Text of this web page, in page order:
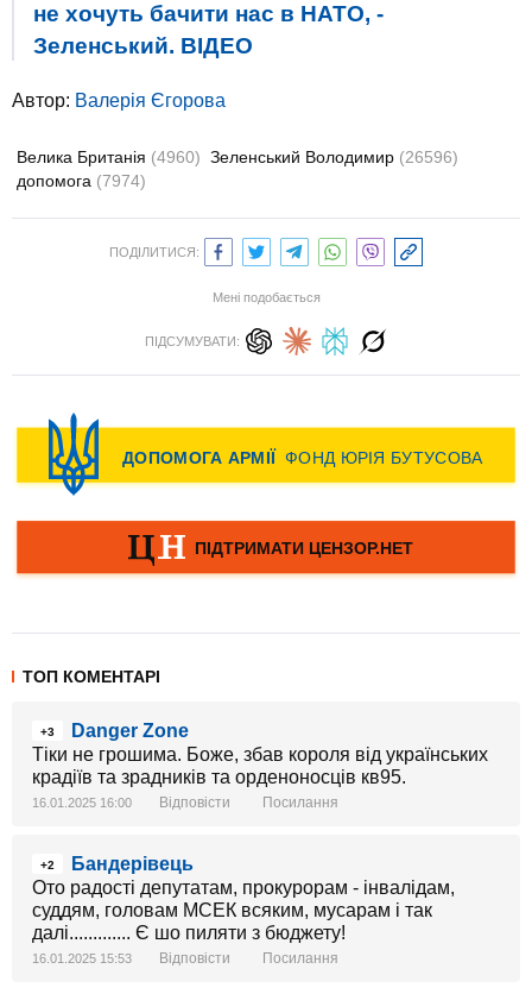
не хочуть бачити нас в НАТО, -
Зеленський. ВIДЕО
Автор: Валерія Єгорова
Велика Британія (4960) Зеленський Володимир (26596)
допомога (7974)
ПОДІЛИТИСЯ:
Мені подобається
ПІДСУМУВАТИ:
ТОП КОМЕНТАРІ
+3
Danger Zone
Тіки не грошима. Боже, збав короля від українських
крадіїв та зрадників та орденоносців кв95.
16.01.2025 16:00 Відповісти Посилання
+2
Бандерівець
Ото радості депутатам, прокурорам - інвалідам,
суддям, головам МСЕК всяким, мусарам і так
далі............. Є шо пиляти з бюджету!
16.01.2025 15:53 Відповісти Посилання